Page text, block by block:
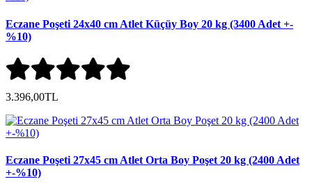
Eczane Poşeti 24x40 cm Atlet Küçüy Boy 20 kg (3400 Adet +-
%10)
3.396,00TL
Eczane Poşeti 27x45 cm Atlet Orta Boy Poşet 20 kg (2400 Adet
+-%10)